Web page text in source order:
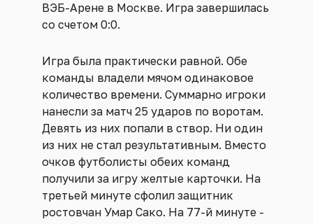
ВЭБ-Арене в Москве. Игра завершилась
со счетом 0:0.
Игра была практически равной. Обе
команды владели мячом одинаковое
количество времени. Суммарно игроки
нанесли за матч 25 ударов по воротам.
Девять из них попали в створ. Ни один
из них не стал результативным. Вместо
очков футболисты обеих команд
получили за игру желтые карточки. На
третьей минуте сфолил защитник
ростовчан Умар Сако. На 77-й минуте -